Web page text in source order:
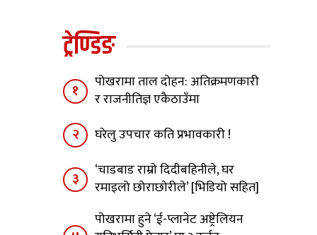
ट्रेण्डिङ
१
पोखरामा ताल दोहन: अतिक्रमणकारी
र राजनीतिज्ञ एकैठाउँमा
२
घरेलु उपचार कति प्रभावकारी !
३
‘चाडबाड राम्राे दिदीबहिनीले, घर
रमाइलो छोराछाेरीले’ [भिडियो सहित]
पोखरामा हुने ‘ई-प्लानेट अष्ट्रेलियन